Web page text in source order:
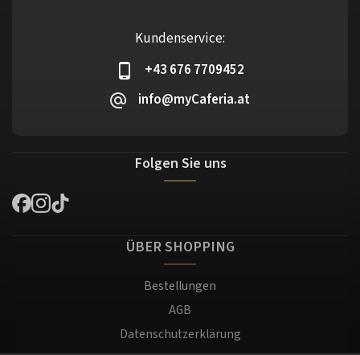
Kundenservice:
+43 676 7709452
info@myCaferia.at
Folgen Sie uns
ÜBER SHOPPING
Bestellungen
AGB
Datenschutzerklärung